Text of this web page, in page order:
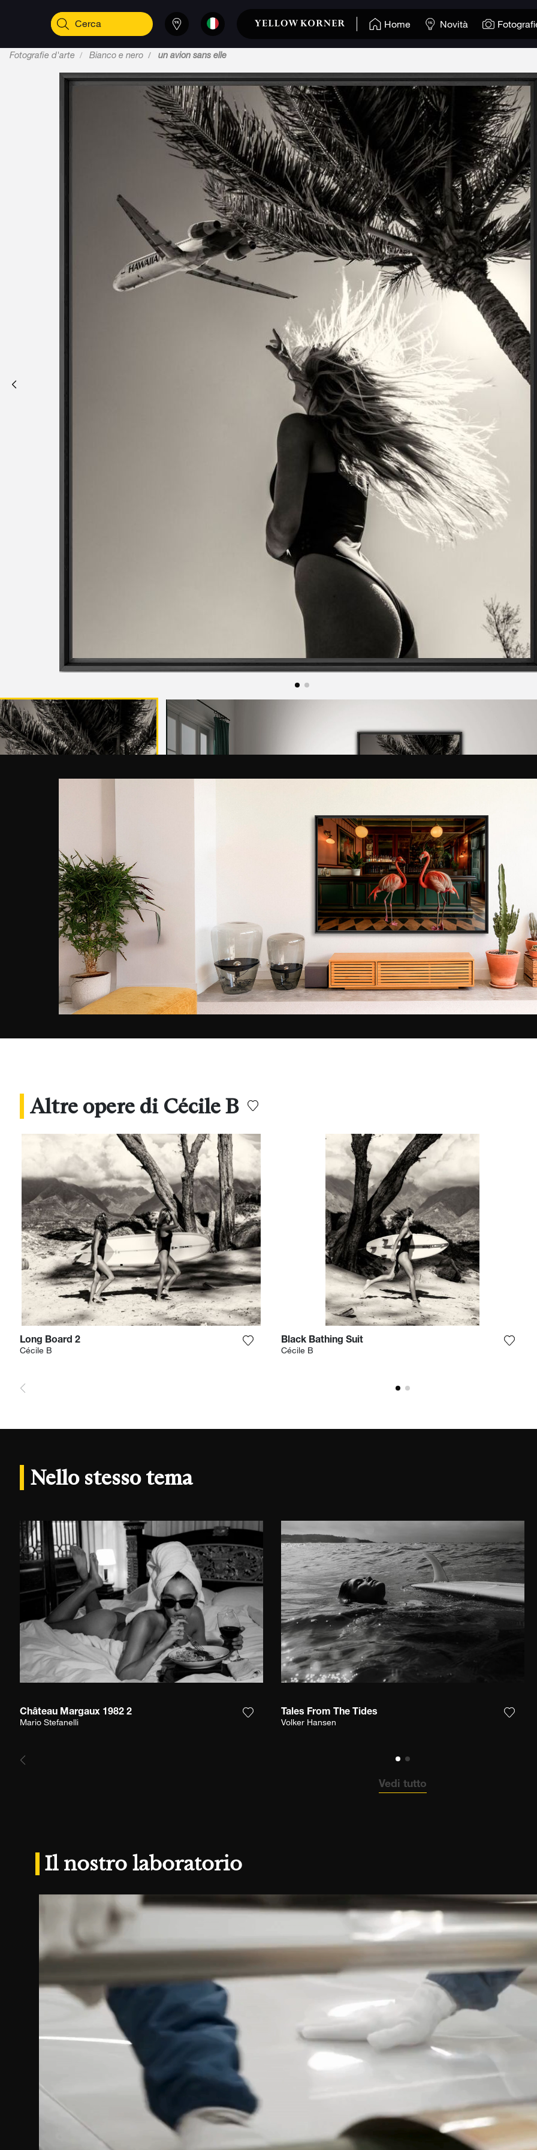
Home Novità
Fotografie d'arte Bianco e nero un avion sans elle
Altre opere di Cécile B
Long Board 2
Cécile B Aggiungi la fotografia alla mia lista dei desideri
Black Bathing Suit
Cécile B
Nello stesso tema
Château Margaux 1982 2
Mario Stefanelli Aggiungi la fotografia alla mia lista dei desideri
Tales From The Tides
Volker Hansen
Vedi tutto
Il nostro laboratorio